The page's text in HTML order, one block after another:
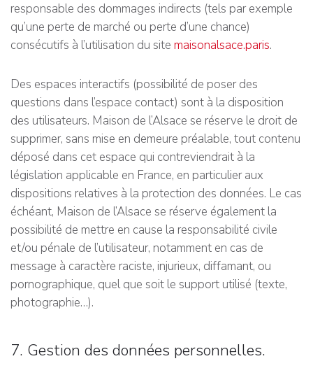
responsable des dommages indirects (tels par exemple
qu’une perte de marché ou perte d’une chance)
consécutifs à l’utilisation du site maisonalsace.paris.
Des espaces interactifs (possibilité de poser des
questions dans l’espace contact) sont à la disposition
des utilisateurs. Maison de l’Alsace se réserve le droit de
supprimer, sans mise en demeure préalable, tout contenu
déposé dans cet espace qui contreviendrait à la
législation applicable en France, en particulier aux
dispositions relatives à la protection des données. Le cas
échéant, Maison de l’Alsace se réserve également la
possibilité de mettre en cause la responsabilité civile
et/ou pénale de l’utilisateur, notamment en cas de
message à caractère raciste, injurieux, diffamant, ou
pornographique, quel que soit le support utilisé (texte,
photographie…).
7. Gestion des données personnelles.